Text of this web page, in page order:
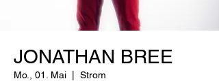
JONATHAN BREE
Mo., 01. Mai Strom